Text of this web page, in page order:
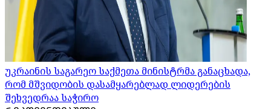
უკრაინის საგარეო საქმეთა მინისტრმა განაცხადა,
რომ მშვიდობის დასამყარებლად ლიდერების
შეხვედრაა საჭირო